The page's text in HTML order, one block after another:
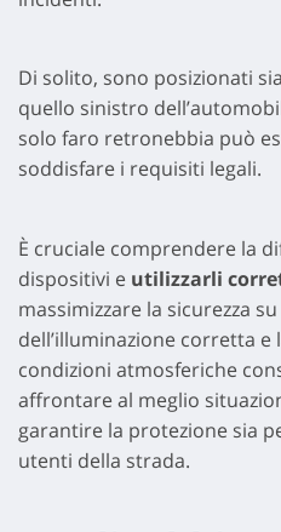
Di solito, sono posizionati
quello sinistro
solo faro retronebbia può
soddisfare i requisiti legali.
È cruciale comprendere la
dispositivi e utilizzarli
massimizzare la sicurezza
dell’illuminazione corretta e
condizioni atmosferiche
affrontare al meglio
garantire la protezione sia
utenti della strada.